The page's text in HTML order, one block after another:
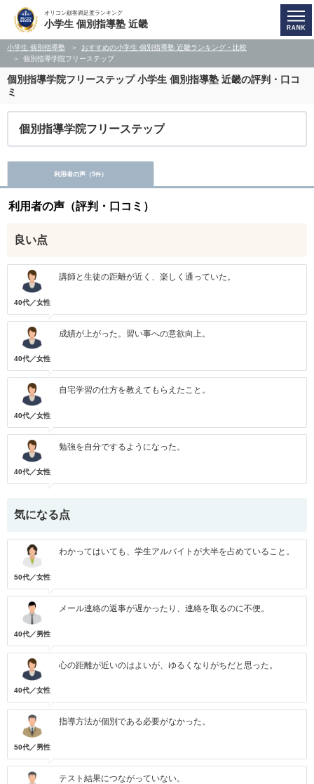
オリコン顧客満足度ランキング
小学生 個別指導塾 近畿
小学生 個別指導塾
おすすめの小学生 個別指導塾 近畿ランキング・比較
個別指導学院フリーステップ
個別指導学院フリーステップ小学生 個別指導塾 近畿の評判・口コ
ミ
個別指導学院フリーステップ
利用者の声（9件）
利用者の声（評判・口コミ）
良い点
40代／女性
講師と生徒の距離が近く、楽しく通っていた。
40代／女性
成績が上がった。習い事への意欲向上。
40代／女性
自宅学習の仕方を教えてもらえたこと。
40代／女性
勉強を自分でするようになった。
気になる点
50代／女性
わかってはいても、学生アルバイトが大半を占めていること。
40代／男性
メール連絡の返事が遅かったり、連絡を取るのに不便。
40代／女性
心の距離が近いのはよいが、ゆるくなりがちだと思った。
50代／男性
指導方法が個別である必要がなかった。
テスト結果につながっていない。